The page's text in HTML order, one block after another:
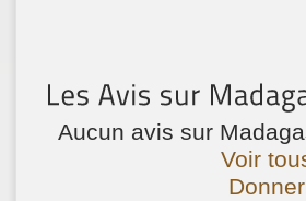
Aucun avis sur
Voir